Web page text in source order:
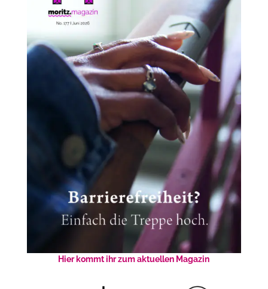
Hier kommt ihr zum aktuellen Magazin